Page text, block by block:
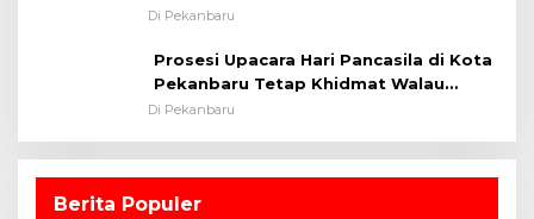
Lapangan Sepakbola
Di Pekanbaru
Prosesi Upacara Hari Pancasila di Kota
Pekanbaru Tetap Khidmat Walau
Dalam Ruangan
Di Pekanbaru
Berita Populer